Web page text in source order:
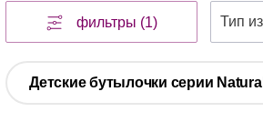
фильтры (1)
Детские бутылочки серии Natural